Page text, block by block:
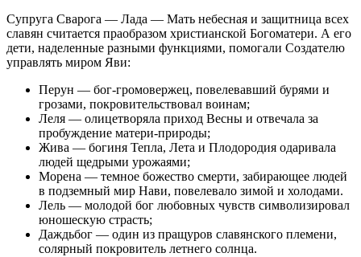
Супруга Сварога — Лада — Мать небесная и защитница всех
славян считается праобразом христианской Богоматери. А его
дети, наделенные разными функциями, помогали Создателю
управлять миром Яви:
Перун — бог-громовержец, повелевавший бурями и
грозами, покровительствовал воинам;
Леля — олицетворяла приход Весны и отвечала за
пробуждение матери-природы;
Жива — богиня Тепла, Лета и Плодородия одаривала
людей щедрыми урожаями;
Морена — темное божество смерти, забирающее людей
в подземный мир Нави, повелевало зимой и холодами.
Лель — молодой бог любовных чувств символизировал
юношескую страсть;
Даждьбог — один из пращуров славянского племени,
солярный покровитель летнего солнца.